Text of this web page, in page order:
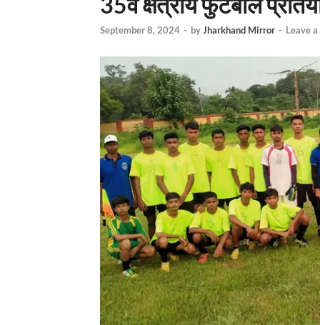
September 8, 2024 - byJharkhand Mirror - Leave